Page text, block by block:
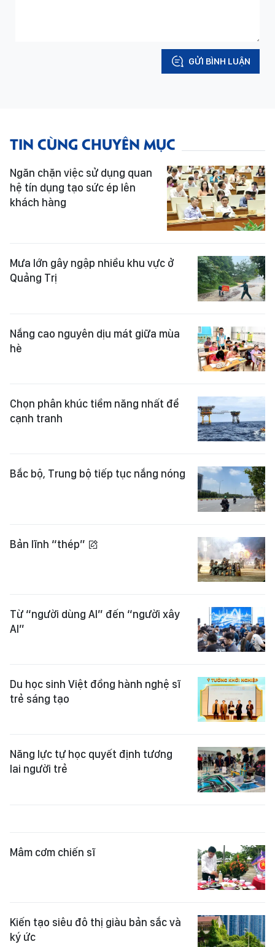
GỬI BÌNH LUẬN
TIN CÙNG CHUYÊN MỤC
Ngăn chặn việc sử dụng quan
hệ tín dụng tạo sức ép lên
khách hàng
Mưa lớn gây ngập nhiều khu vực ở
Quảng Trị
Nắng cao nguyên dịu mát giữa mùa
hè
Chọn phân khúc tiềm năng nhất để
cạnh tranh
Bắc bộ, Trung bộ tiếp tục nắng nóng
Bản lĩnh “thép”
Từ “người dùng AI” đến “người xây
AI”
Du học sinh Việt đồng hành nghệ sĩ
trẻ sáng tạo
Năng lực tự học quyết định tương
lai người trẻ
Mâm cơm chiến sĩ
Kiến tạo siêu đô thị giàu bản sắc và
ký ức